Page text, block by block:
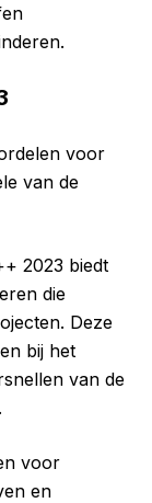
voor
van de
2023 biedt
die
Deze
bij het
van de
voor
en